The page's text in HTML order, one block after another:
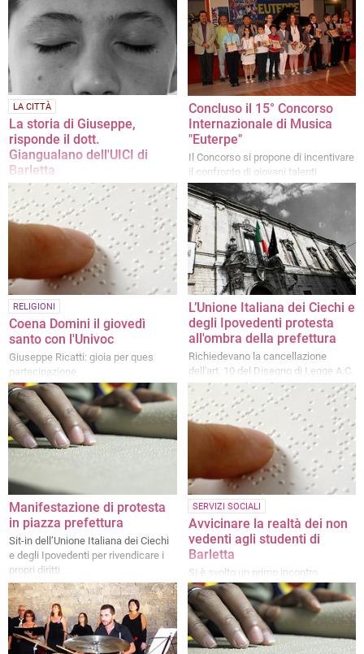
LA CITTÀ
La storia di Giuseppe,
risponde il dott.
Giangualano dell'UICI di
Barletta
Il ragazzo ipovedente non ha il
materiale scolastico necessario per
far fronte alle sue esigenze
Concluso il 15° Concorso
Internazionale di Musica
"Euterpe"
Il Concorso si propone di incentivare
il confronto di giovani talenti
RELIGIONI
Coena Domini il giovedì
santo con l'Univoc
Giuseppe Ricatti: gioia per ques
partecipazione
L’Unione Italiana dei Ciechi e
degli Ipovedenti protesta
all'ombra della prefettura
Richiedevano la cancellazione
dell'art. 10 del Disegno di Legge A.C.
4566
Manifestazione di protesta
in piazza prefettura
Sit-in dell’Unione Italiana dei Ciechi
e degli Ipovedenti per rivendicare i
propri diritti
SERVIZI SOCIALI
Avvicinare la realtà dei non
vedenti agli studenti di
Barletta
Si è svolto un primo incontro
all'istituto "Garrone"